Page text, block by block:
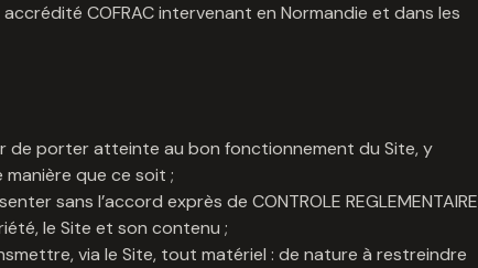
COFRAC intervenant en Normandie et dans les
porter atteinte au bon fonctionnement du Site, y
que ce soit ;
sans l’accord exprès de CONTROLE REGLEMENTAIRE
le Site et son contenu ;
via le Site, tout matériel : de nature à restreindre